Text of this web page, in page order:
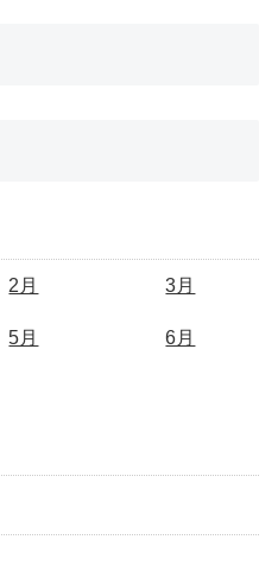
2月 3月
5月 6月